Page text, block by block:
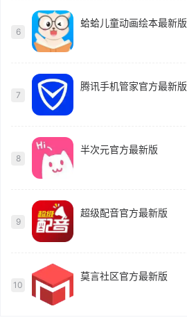
6
蛤蛤儿童动画绘本最新版
7
腾讯手机管家官方最新版
8
半次元官方最新版
9
超级配音官方最新版
10
莫言社区官方最新版